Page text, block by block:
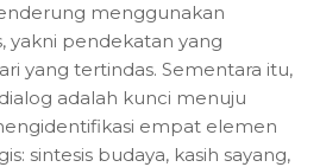
menggunakan
yakni pendekatan yang
yang tertindas. Sementara itu,
adalah kunci menuju
empat elemen
sintesis budaya, kasih sayang,